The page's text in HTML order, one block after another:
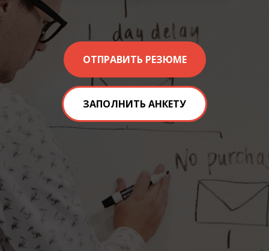
ОТПРАВИТЬ РЕЗЮМЕ
ЗАПОЛНИТЬ АНКЕТУ